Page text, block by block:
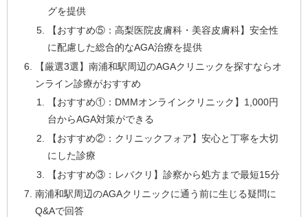
グを提供
【おすすめ⑤：高梨医院皮膚科・美容皮膚科】安全性
に配慮した総合的なAGA治療を提供
【厳選3選】南浦和駅周辺のAGAクリニックを探すならオ
ンライン診療がおすすめ
【おすすめ①：DMMオンラインクリニック】1,000円
台からAGA対策ができる
【おすすめ②：クリニックフォア】安心と丁寧を大切
にした診療
【おすすめ③：レバクリ】診察から処方まで最短15分
南浦和駅周辺のAGAクリニックに通う前に生じる疑問に
Q&Aで回答